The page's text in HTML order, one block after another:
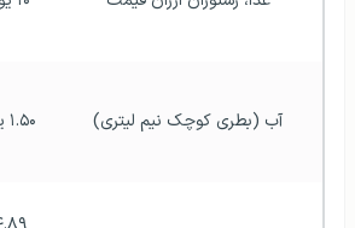
آب (بطری کوچک نیم لیتری) ۱.۵۰ یورو